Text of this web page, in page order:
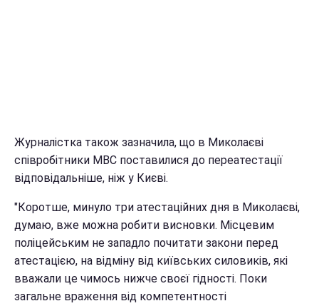
Журналістка також зазначила, що в Миколаєві
співробітники МВС поставилися до переатестації
відповідальніше, ніж у Києві.
"Коротше, минуло три атестаційних дня в Миколаєві,
думаю, вже можна робити висновки. Місцевим
поліцейським не западло почитати закони перед
атестацією, на відміну від київських силовиків, які
вважали це чимось нижче своєї гідності. Поки
загальне враження від компетентності